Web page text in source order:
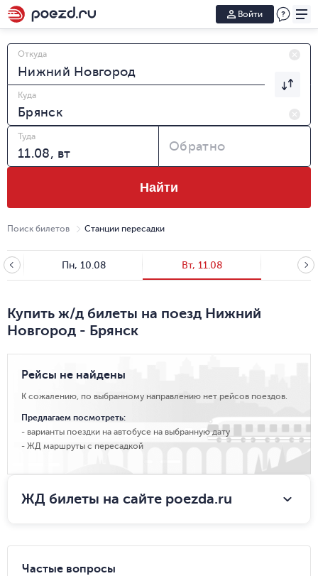
Войти
Откуда
Куда
Туда
Обратно
Найти
Поиск билетов Станции пересадки
Пн, 10.08 Вт, 11.08 Ср,
Купить ж/д билеты на поезд Нижний
Новгород - Брянск
Рейсы не найдены
К сожалению, по выбранному направлению нет рейсов поездов.
Предлагаем посмотреть:
варианты поездки на автобусе на выбранную дату
ЖД маршруты с пересадкой
ЖД билеты на сайте poezda.ru
Частые вопросы